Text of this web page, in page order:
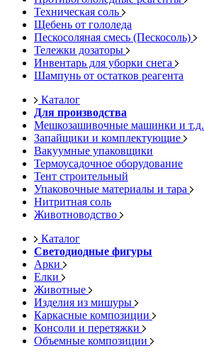
Техническая соль
Щебень от гололеда
Пескосоляная смесь (Пескосоль)
Тележки дозаторы
Инвентарь для уборки снега
Шампунь от остатков реагента
Каталог
Для производства
Мешкозашивочные машинки и т.д.
Запайщики и комплектующие
Вакуумные упаковщики
Термоусадочное оборудование
Тент строительный
Упаковочные материалы и тара
Нитритная соль
Животноводство
Каталог
Светодиодные фигуры
Арки
Елки
Животные
Изделия из мишуры
Каркасные композиции
Консоли и перетяжки
Объемные композиции